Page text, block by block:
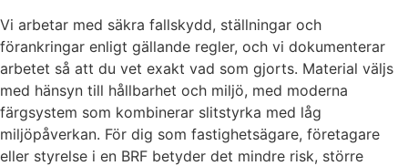
Vi arbetar med säkra fallskydd, ställningar och
förankringar enligt gällande regler, och vi dokumenterar
arbetet så att du vet exakt vad som gjorts. Material väljs
med hänsyn till hållbarhet och miljö, med moderna
färgsystem som kombinerar slitstyrka med låg
miljöpåverkan. För dig som fastighetsägare, företagare
eller styrelse i en BRF betyder det mindre risk, större